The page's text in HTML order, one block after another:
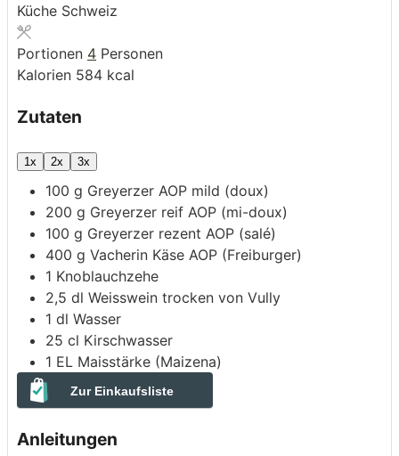
Küche Schweiz
Portionen 4 Personen
Kalorien 584 kcal
Zutaten
1x 2x 3x
100 g Greyerzer AOP mild (doux)
200 g Greyerzer reif AOP (mi-doux)
100 g Greyerzer rezent AOP (salé)
400 g Vacherin Käse AOP (Freiburger)
1 Knoblauchzehe
2,5 dl Weisswein trocken von Vully
1 dl Wasser
25 cl Kirschwasser
1 EL Maisstärke (Maizena)
Zur Einkaufsliste
Anleitungen